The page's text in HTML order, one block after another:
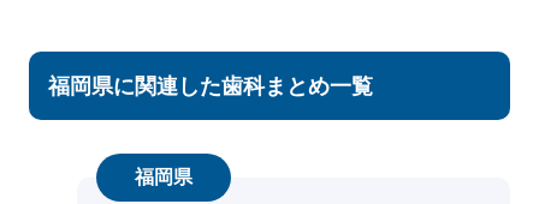
福岡県に関連した歯科まとめ一覧
福岡県